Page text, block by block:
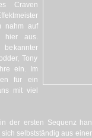
Craven
nahm auf
hier aus.
Tony
ein. Im
für ein
mit viel
der ersten Sequenz
selbstständig aus